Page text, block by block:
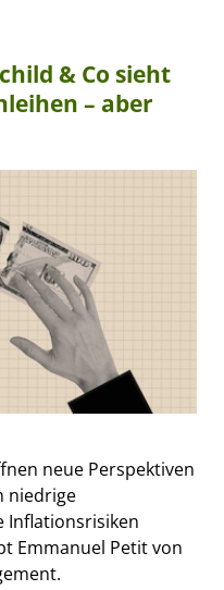
& Co sieht
– aber
neue Perspektiven
niedrige
Inflationsrisiken
Emmanuel Petit von